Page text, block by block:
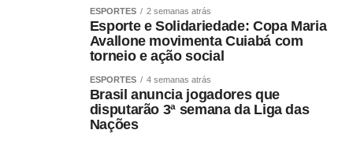
COMENTE ABAIXO:
WhatsApp
Facebook
Twitter
Messenger
LinkedIn
Share
ESPORTES 2 semanas atrás
Esporte e Solidariedade: Copa Maria
Avallone movimenta Cuiabá com
torneio e ação social
ESPORTES 4 semanas atrás
Brasil anuncia jogadores que
disputarão 3ª semana da Liga das
Nações